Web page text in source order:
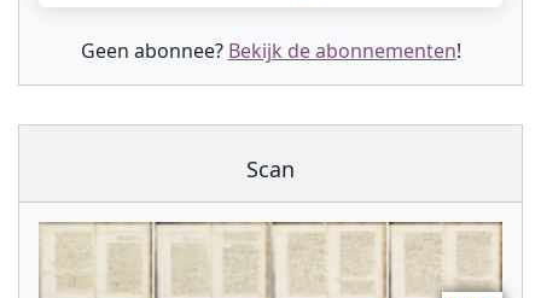
Geen abonnee? Bekijk de abonnementen!
Scan